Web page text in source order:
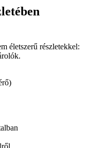
életszerű részletekkel: